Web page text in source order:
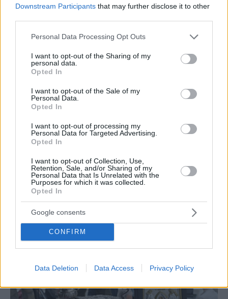
Downstream Participants that may further disclose it to other
Please note that this website/app uses one or more Google
not limited to your visit or usage behaviour. You may click to
grant or deny consent to Google and its third-party tags to
use your data for below specified purposes in below Google
consent section.
Personal Data Processing Opt Outs
I want to opt-out of the Sharing of my
personal data.
Opted In
I want to opt-out of the Sale of my
Personal Data.
Opted In
I want to opt-out of processing my
Personal Data for Targeted Advertising.
Opted In
I want to opt-out of Collection, Use,
Retention, Sale, and/or Sharing of my
Personal Data that Is Unrelated with the
Purposes for which it was collected.
Opted In
Google consents
CONFIRM
Data Deletion Data Access Privacy Policy
εδέσματα – όπως τσουρέκια, κόκκινα αυγά, μεζέδες
και ποτό – πάνω σε λευκά τραπεζομάντηλα που είχαν
στρωθεί ειδικά για την περίσταση.